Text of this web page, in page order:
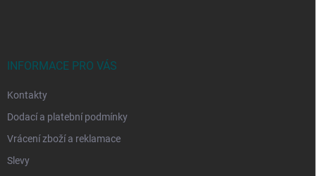
INFORMACE PRO VÁS
Kontakty
Dodací a platební podmínky
Vrácení zboží a reklamace
Slevy